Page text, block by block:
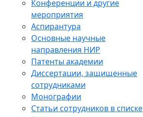
Конференции и другие
мероприятия
Аспирантура
Основные научные
направления НИР
Патенты академии
Диссертации, защищенные
сотрудниками
Монографии
Статьи сотрудников в списке